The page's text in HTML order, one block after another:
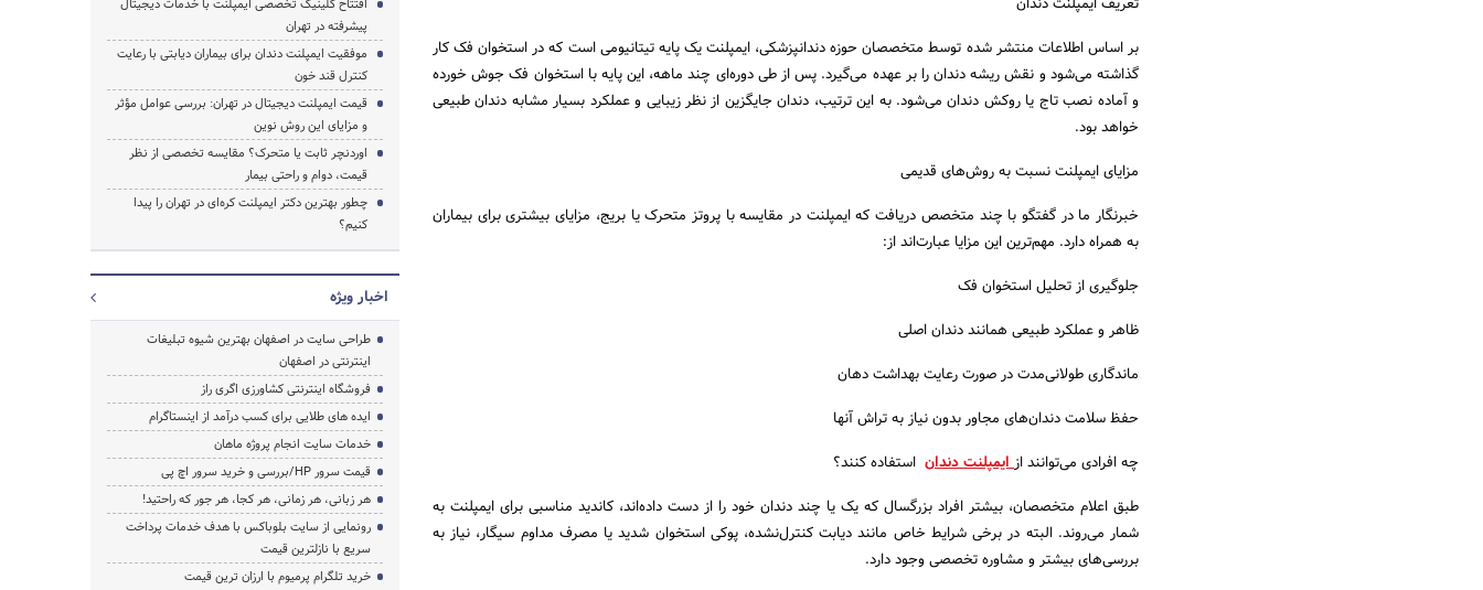
بر اساس اطلاعات منتشر شده توسط متخصصان حوزه دندانپزشکی، ایمپلنت یک پایه تیتانیومی است که در استخوان فک کار
گذاشته می‌شود و نقش ریشه دندان را بر عهده می‌گیرد. پس از طی دوره‌ای چند ماهه، این پایه با استخوان فک جوش خورده
و آماده نصب تاج یا روکش دندان می‌شود. به این ترتیب، دندان جایگزین از نظر زیبایی و عملکرد بسیار مشابه دندان طبیعی
خواهد بود.
مزایای ایمپلنت نسبت به روش‌های قدیمی
خبرنگار ما در گفتگو با چند متخصص دریافت که ایمپلنت در مقایسه با پروتز متحرک یا بریج، مزایای بیشتری برای بیماران
به همراه دارد. مهم‌ترین این مزایا عبارت‌اند از:
جلوگیری از تحلیل استخوان فک
ظاهر و عملکرد طبیعی همانند دندان اصلی
ماندگاری طولانی‌مدت در صورت رعایت بهداشت دهان
حفظ سلامت دندان‌های مجاور بدون نیاز به تراش آنها
چه افرادی می‌توانند ازایمپلنت دندان استفاده کنند؟
طبق اعلام متخصصان، بیشتر افراد بزرگسال که یک یا چند دندان خود را از دست داده‌اند، کاندید مناسبی برای ایمپلنت به
شمار می‌روند. البته در برخی شرایط خاص مانند دیابت کنترل‌نشده، پوکی استخوان شدید یا مصرف مداوم سیگار، نیاز به
بررسی‌های بیشتر و مشاوره تخصصی وجود دارد.
افتتاح کلینیک تخصصی ایمپلنت با خدمات دیجیتال
پیشرفته در تهران
موفقیت ایمپلنت دندان برای بیماران دیابتی با رعایت
کنترل قند خون
قیمت ایمپلنت دیجیتال در تهران: بررسی عوامل مؤثر
و مزایای این روش نوین
اوردنچر ثابت یا متحرک؟ مقایسه تخصصی از نظر
قیمت، دوام و راحتی بیمار
چطور بهترین دکتر ایمپلنت کره‌ای در تهران را پیدا
کنیم؟
اخبار ویژه
طراحی سایت در اصفهان بهترین شیوه تبلیغات
اینترنتی در اصفهان
فروشگاه اینترنتی کشاورزی اگری راز
ایده های طلایی برای کسب درآمد از اینستاگرام
خدمات سایت انجام پروژه ماهان
قیمت سرور HP/بررسی و خرید سرور اچ پی
هر زبانی، هر زمانی، هر کجا، هر جور که راحتید!
رونمایی از سایت بلوباکس با هدف خدمات پرداخت
سریع با نازلترین قیمت
خرید تلگرام پرمیوم با ارزان ترین قیمت